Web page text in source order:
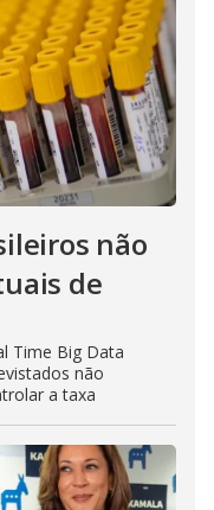
não
de
Time Big Data
não
a taxa